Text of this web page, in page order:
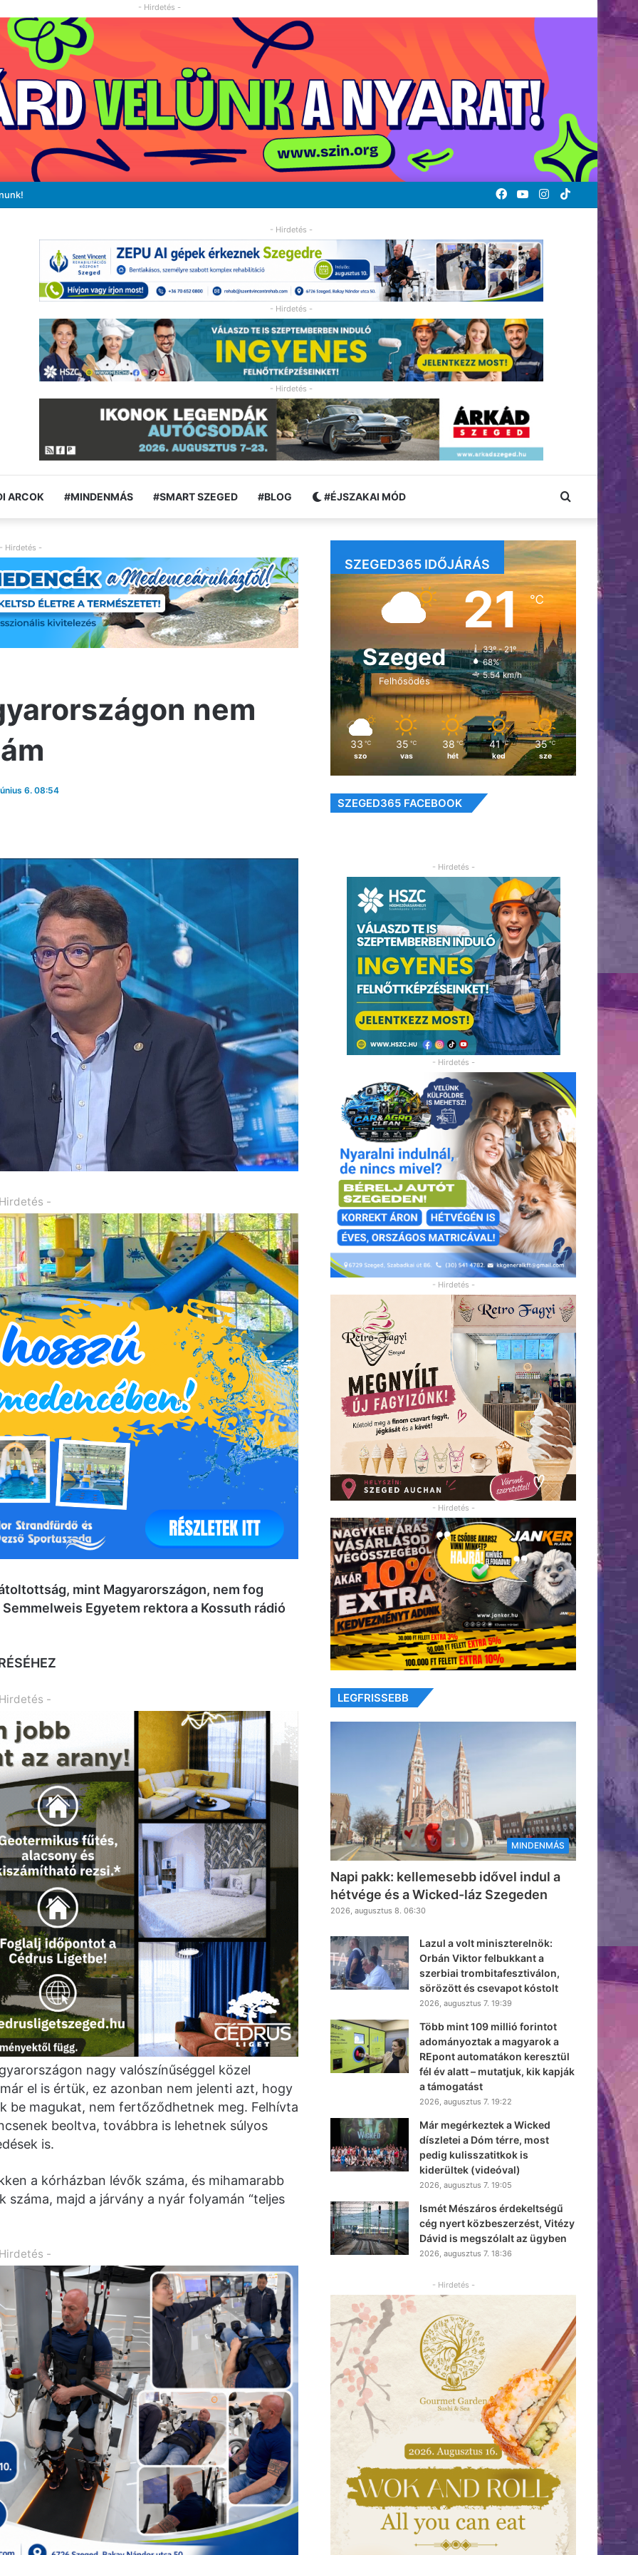
- Hirdetés -
TikTok
Instagram
YouTube
Facebook
- Hirdetés -
- Hirdetés -
- Hirdetés -
ARCOK #MINDENMÁS #SMART SZEGED #BLOG #ÉJSZAKAI MÓD Keresés:
- Hirdetés -
nem
6. 08:54
-
mint Magyarországon, nem fog
Egyetem rektora a Kossuth rádió
-
nagy valószínűséggel közel
el is értük, ez azonban nem jelenti azt, hogy
be magukat, nem fertőződhetnek meg. Felhívta
beoltva, továbbra is lehetnek súlyos
is.
a kórházban lévők száma, és mihamarabb
száma, majd a járvány a nyár folyamán “teljes
-
SZEGED365 IDŐJÁRÁS
Szeged
Felhősödés
21℃
33º - 21º
68%
5.54 km/h
33 ℃
szo
35 ℃
vas
38 ℃
hét
41 ℃
ked
35 ℃
sze
SZEGED365 FACEBOOK
- Hirdetés -
- Hirdetés -
- Hirdetés -
- Hirdetés -
LEGFRISSEBB
MINDENMÁS
Napi pakk: kellemesebb idővel indul a
hétvége és a Wicked-láz Szegeden
2026, augusztus 8. 06:30
Lazul a volt miniszterelnök:
Orbán Viktor felbukkant a
szerbiai trombitafesztiválon,
sörözött és csevapot kóstolt
2026, augusztus 7. 19:39
Több mint 109 millió forintot
adományoztak a magyarok a
REpont automatákon keresztül
fél év alatt – mutatjuk, kik kapják
a támogatást
2026, augusztus 7. 19:22
Már megérkeztek a Wicked
díszletei a Dóm térre, most
pedig kulisszatitkok is
kiderültek (videóval)
2026, augusztus 7. 19:05
Ismét Mészáros érdekeltségű
cég nyert közbeszerzést, Vitézy
Dávid is megszólalt az ügyben
2026, augusztus 7. 18:36
- Hirdetés -